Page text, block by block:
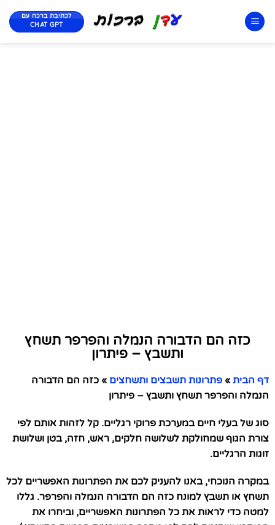
לכתיבת ברכה עם
CHAT GPT
כזה הם הדבורה הנמלה והפרפר תשחץ
ותשבץ – פיתרון
דף הבית » פתרונות תשבצים ותשחצים » כזה הם הדבורה
הנמלה והפרפר תשחץ ותשבץ – פיתרון
סוג של בעלי חיים במערכת פרוקי רגליים. קל לזהות אותם לפי
צורת הגוף שמחולקת לשלושה חלקים, ראש, חזה, בטן ושלושת
זוגות הרגליים.
במקרה הנוכחי, באנו להעניק לכם את הפתרונות האפשריים לכל
תשחץ או תשבץ למונח כזה הם הדבורה הנמלה והפרפר. גללו
למטה כדי לראות את כל הפתרונות האפשריים, וביחרו את